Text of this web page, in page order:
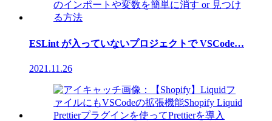
ESLint が入っていないプロジェクトで VSCode…
2021.11.26